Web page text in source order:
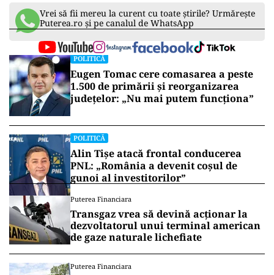
Vrei să fii mereu la curent cu toate știrile? Urmărește
Puterea.ro și pe canalul de WhatsApp
POLITICĂ
Eugen Tomac cere comasarea a peste
1.500 de primării și reorganizarea
județelor: „Nu mai putem funcționa”
POLITICĂ
Alin Tișe atacă frontal conducerea
PNL: „România a devenit coșul de
gunoi al investitorilor”
Puterea Financiara
Transgaz vrea să devină acționar la
dezvoltatorul unui terminal american
de gaze naturale lichefiate
Puterea Financiara